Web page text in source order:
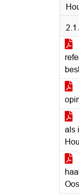
2.1
als